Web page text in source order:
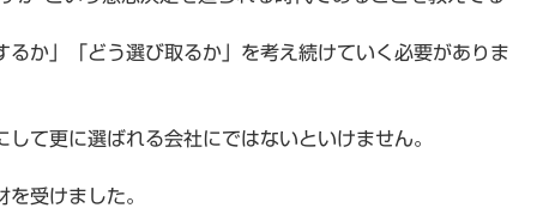
か」「どう選び取るか」を考え続けていく必要がありま
て更に選ばれる会社にではないといけません。
受けました。